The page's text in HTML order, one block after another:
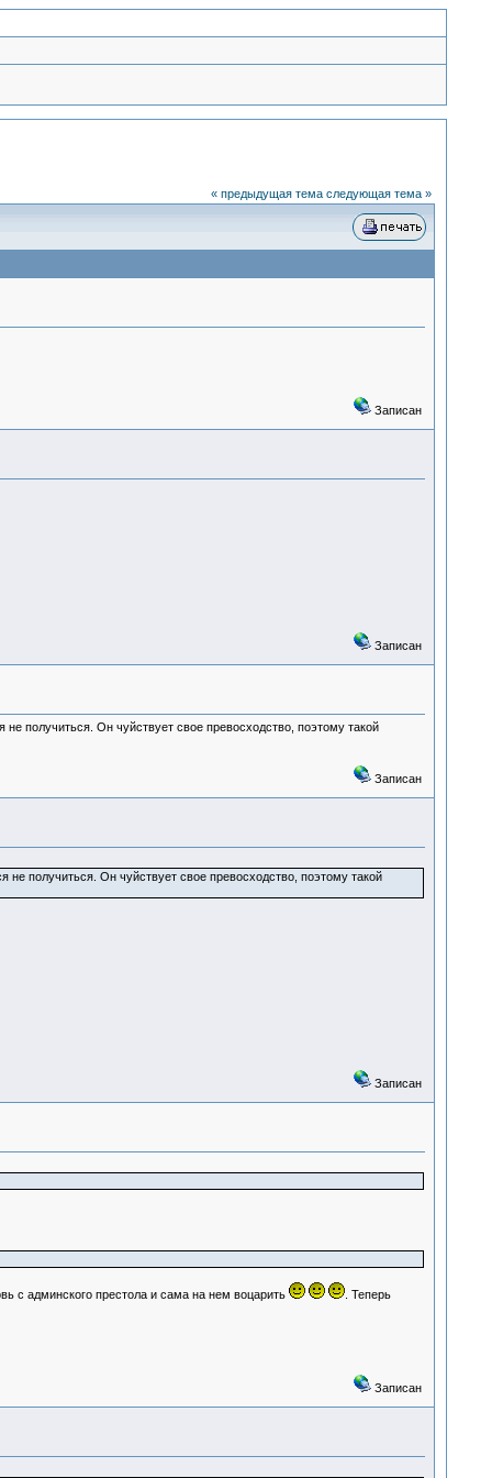
« предыдущая тема следующая тема »
Записан
Записан
получиться. Он чуйствует свое превосходство, поэтому такой
Записан
не получиться. Он чуйствует свое превосходство, поэтому такой
Записан
с админского престола и сама на нем воцарить
. Теперь
Записан